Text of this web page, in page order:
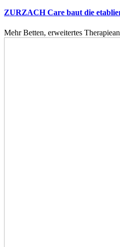
ZURZACH Care baut die
Mehr Betten, erweitertes